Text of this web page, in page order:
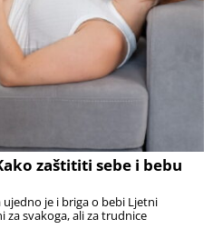
zaštititi sebe i bebu
je i briga o bebi Ljetni
svakoga, ali za trudnice